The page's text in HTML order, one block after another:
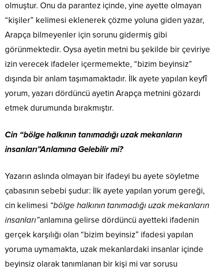
olmuştur. Onu da parantez içinde, yine ayette olmayan
“kişiler” kelimesi eklenerek çözme yoluna giden yazar,
Arapça bilmeyenler için sorunu gidermiş gibi
görünmektedir. Oysa ayetin metni bu şekilde bir çeviriye
izin verecek ifadeler içermemekte, “bizim beyinsiz”
dışında bir anlam taşımamaktadır. İlk ayete yapılan keyfî
yorum, yazarı dördüncü ayetin Arapça metnini gözardı
etmek durumunda bırakmıştır.
Cin “bölge halkının tanımadığı uzak mekanların
insanları”Anlamına Gelebilir mi?
Yazarın aslında olmayan bir ifadeyi bu ayete söyletme
çabasının sebebi şudur: İlk ayete yapılan yorum gereği,
cin kelimesi “bölge halkının tanımadığı uzak mekanların
insanları”anlamına gelirse dördüncü ayetteki ifadenin
gerçek karşılığı olan “bizim beyinsiz” ifadesi yapılan
yoruma uymamakta, uzak mekanlardaki insanlar içinde
beyinsiz olarak tanımlanan bir kişi mi var sorusu